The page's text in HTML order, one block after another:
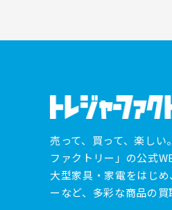
売って、買って、楽し
ファクトリー」の公式
大型家具・家電をはじ
ーなど、多彩な商品の買